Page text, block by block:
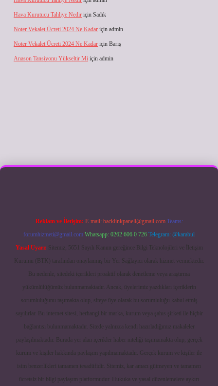
Hava Kurutucu Tahliye Nedir için Sadık
Noter Vekalet Ücreti 2024 Ne Kadar için admin
Noter Vekalet Ücreti 2024 Ne Kadar için Barış
Anason Tansiyonu Yükseltir Mi için admin
giriş
Reklam ve İletişim: E-mail: backlinkpaneli@gmail.com Teams:
forumhizmeti@gmail.com Whatsapp: 0262 606 0 726 Telegram: @karabul
Yasal Uyarı: Sitemiz, 5651 Sayılı Kanun gereğince Bilgi Teknolojileri ve İletişim
Kurumu (BTK) tarafından onaylanmış bir Yer Sağlayıcı olarak hizmet vermektedir.
Bu nedenle, sitedeki içerikleri proaktif olarak denetleme veya araştırma
yükümlülüğümüz bulunmamaktadır. Ancak, üyelerimiz yazdıkları içeriklerin
sorumluluğunu taşımakta olup, siteye üye olarak bu sorumluluğu kabul etmiş
sayılırlar. Bu internet sitesi, herhangi bir marka, kurum veya şahıs şirketi ile hiçbir
bağlantısı bulunmamaktadır. Sitede yalnızca kendi hazırladığımız makaleler
paylaşılmaktadır. Burada yer alan içerikler haber niteliği taşımamakta olup, gerçek
kurum ve kişiler hakkında paylaşım yapılmamaktadır. Gerçek kurum ve kişiler ile
isim benzerlikleri tamamen tesadüfidir. Sitemiz, kar amacı gütmeyen ve tamamen
ücretsiz bir bilgi paylaşım platformudur. Hukuka ve yasal düzenlemelere aykırı